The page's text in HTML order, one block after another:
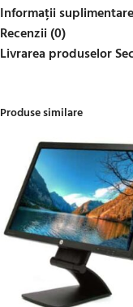
Informații suplimentare
Recenzii (0)
Livrarea produselor
Produse similare